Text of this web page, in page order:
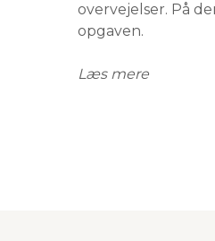
overvejelser. På
opgaven.
Læs mere